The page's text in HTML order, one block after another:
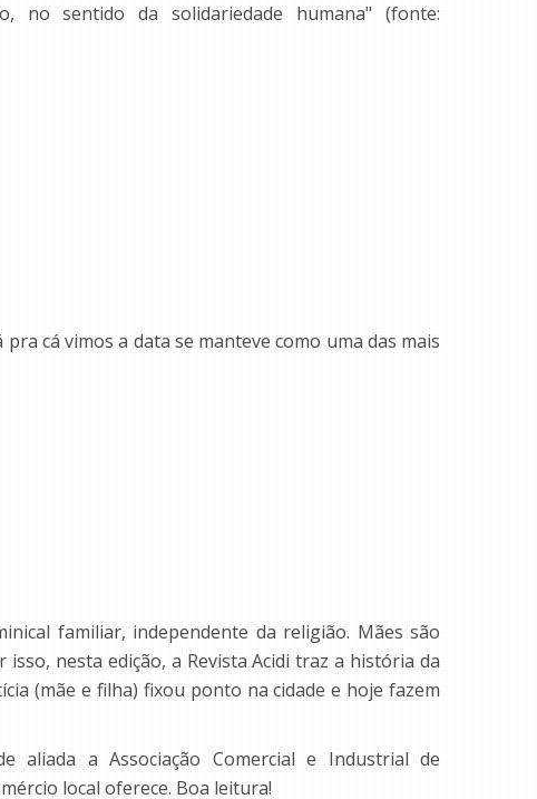
no sentido da solidariedade humana" (fonte:
pra cá vimos a data se manteve como uma das mais
familiar, independente da religião. Mães são
nesta edição, a Revista Acidi traz a história da
(mãe e filha) fixou ponto na cidade e hoje fazem
aliada a Associação Comercial e Industrial de
local oferece. Boa leitura!